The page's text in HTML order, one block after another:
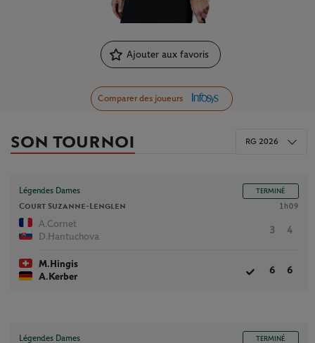
Ajouter aux favoris
Comparer des joueurs
SON TOURNOI RG 2026
Légendes Dames TERMINÉ
Court Suzanne-Lenglen 1h09
A.Cornet
D.Hantuchova
3 4
M.Hingis
A.Kerber
6 6
Légendes Dames TERMINÉ